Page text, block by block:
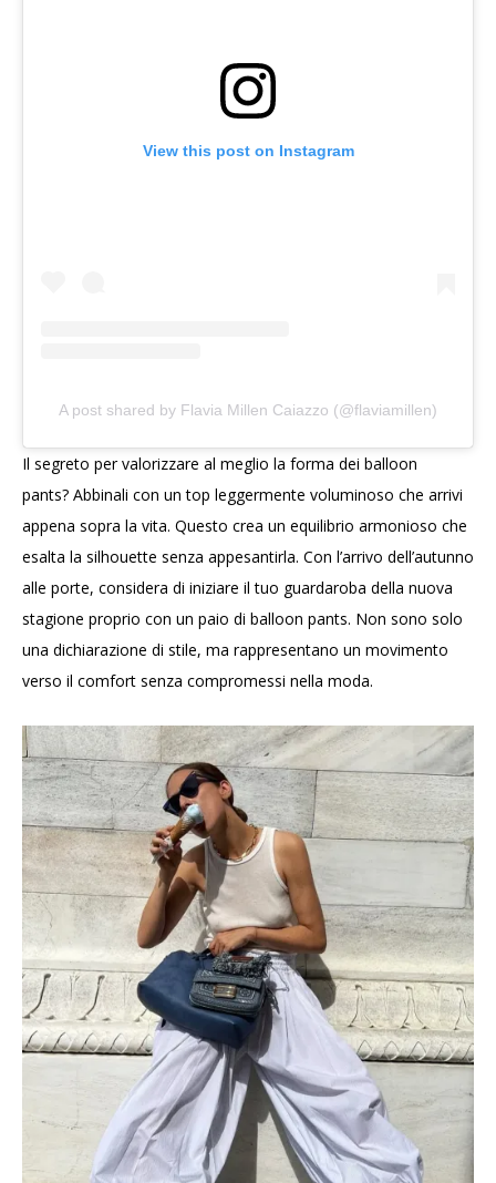
View this post on Instagram
A post shared by Flavia Millen Caiazzo (@flaviamillen)
Il segreto per valorizzare al meglio la forma dei balloon
pants? Abbinali con un top leggermente voluminoso che arrivi
appena sopra la vita. Questo crea un equilibrio armonioso che
esalta la silhouette senza appesantirla. Con l’arrivo dell’autunno
alle porte, considera di iniziare il tuo guardaroba della nuova
stagione proprio con un paio di balloon pants. Non sono solo
una dichiarazione di stile, ma rappresentano un movimento
verso il comfort senza compromessi nella moda.